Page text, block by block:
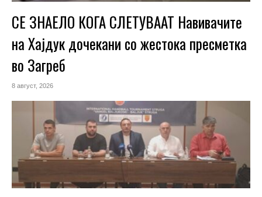
СЕ ЗНАЕЛО КОГА СЛЕТУВААТ Навивачите
на Хајдук дочекани со жестока пресметка
во Загреб
8 август, 2026